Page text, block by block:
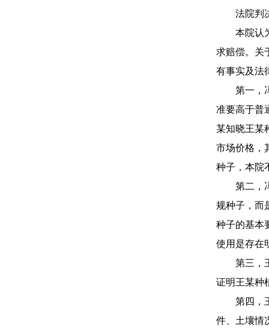
法院判
本院认
求赔偿。关
有事实及法
第一，
准要高于普
某知晓王某
市场价格，
种子，本院
第二，
规种子，而
种子的基本
使用是存在
第三，
证明王某种
第四，
件、土壤情